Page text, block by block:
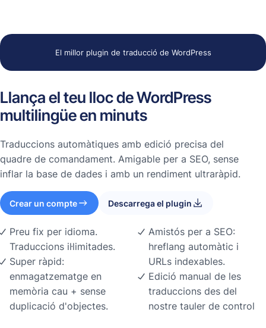
El millor plugin de traducció de WordPress
Llança el teu lloc de WordPress
multilingüe en minuts
Traduccions automàtiques amb edició precisa del
quadre de comandament. Amigable per a SEO, sense
inflar la base de dades i amb un rendiment ultraràpid.
Crear un compte Descarrega el plugin
Preu fix per idioma.
Traduccions il·limitades.
Super ràpid:
enmagatzematge en
memòria cau + sense
duplicació d'objectes.
Amistós per a SEO:
hreflang automàtic i
URLs indexables.
Edició manual de les
traduccions des del
nostre tauler de control